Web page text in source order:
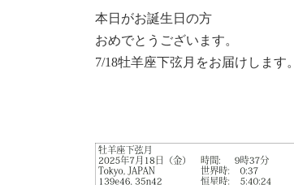
本日がお誕生日の方
おめでとうございます。
7/18牡羊座下弦月をお届けします。